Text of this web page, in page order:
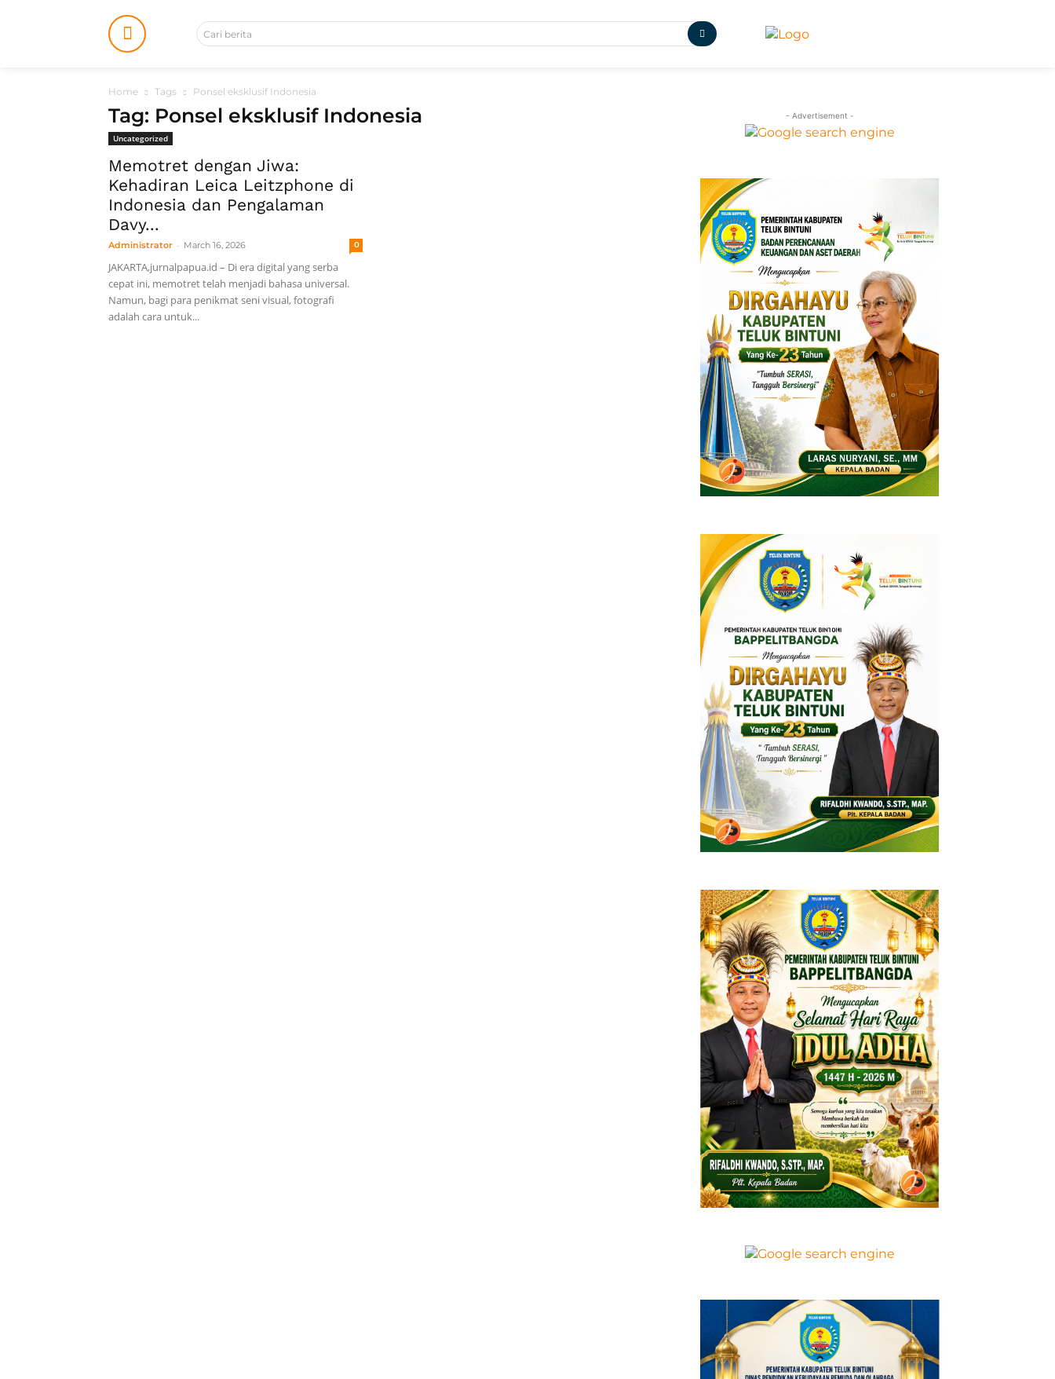
Cari berita
Home Tags Ponsel eksklusif Indonesia
Tag: Ponsel eksklusif Indonesia
Uncategorized
Memotret dengan Jiwa:
Kehadiran Leica Leitzphone di
Indonesia dan Pengalaman
Davy...
Administrator - March 16, 2026 0
JAKARTA,jurnalpapua.id – Di era digital yang serba
cepat ini, memotret telah menjadi bahasa universal.
Namun, bagi para penikmat seni visual, fotografi
adalah cara untuk...
- Advertisement -